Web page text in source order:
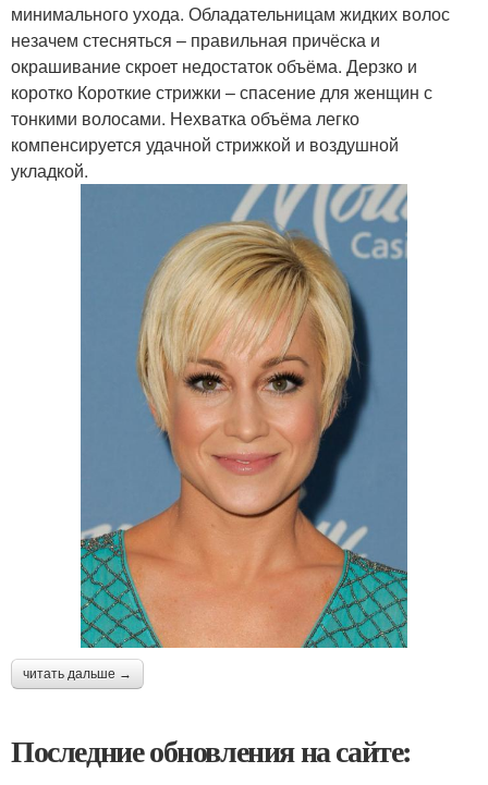
минимального ухода. Обладательницам жидких волос
незачем стесняться – правильная причёска и
окрашивание скроет недостаток объёма. Дерзко и
коротко Короткие стрижки – спасение для женщин с
тонкими волосами. Нехватка объёма легко
компенсируется удачной стрижкой и воздушной
укладкой.
читать дальше →
Последние обновления на сайте: